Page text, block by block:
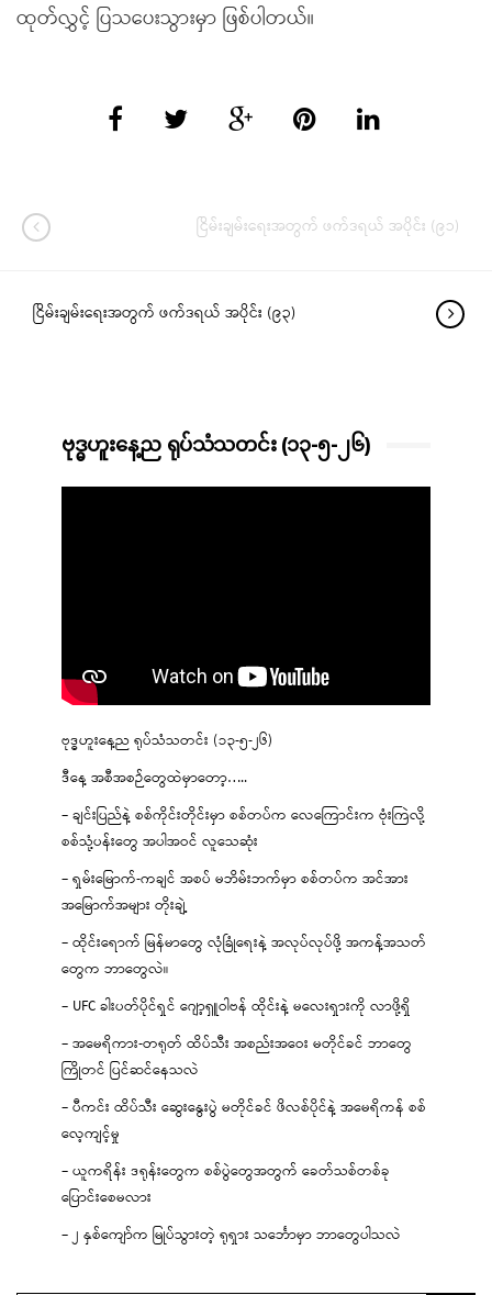
ထုတ်လွှင့် ပြသပေးသွားမှာ ဖြစ်ပါတယ်။
ငြိမ်းချမ်းရေးအတွက် ဖက်ဒရယ် အပိုင်း (၉၁)
ငြိမ်းချမ်းရေးအတွက် ဖက်ဒရယ် အပိုင်း (၉၃)
ဗုဒ္ဓဟူးနေ့ည ရုပ်သံသတင်း (၁၃-၅-၂၆)
ဗုဒ္ဓဟူးနေ့ည ရုပ်သံသတင်း (၁၃-၅-၂၆)
ဒီနေ့ အစီအစဉ်တွေထဲမှာတော့…..
– ချင်းပြည်နဲ့ စစ်ကိုင်းတိုင်းမှာ စစ်တပ်က လေကြောင်းက ဗုံးကြဲလို့
စစ်သုံ့ပန်းတွေ အပါအဝင် လူသေဆုံး
– ရှမ်းမြောက်-ကချင် အစပ် မဘိမ်းဘက်မှာ စစ်တပ်က အင်အား
အမြောက်အများ တိုးချဲ့
– ထိုင်းရောက် မြန်မာတွေ လုံခြုံရေးနဲ့ အလုပ်လုပ်ဖို့ အကန့်အသတ်
တွေက ဘာတွေလဲ။
– UFC ခါးပတ်ပိုင်ရှင် ဂျော့ရှူဝါဗန် ထိုင်းနဲ့ မလေးရှားကို လာဖို့ရှိ
– အမေရိကား-တရုတ် ထိပ်သီး အစည်းအဝေး မတိုင်ခင် ဘာတွေ
ကြိုတင် ပြင်ဆင်နေသလဲ
– ပီကင်း ထိပ်သီး ဆွေးနွေးပွဲ မတိုင်ခင် ဖိလစ်ပိုင်နဲ့ အမေရိကန် စစ်
လေ့ကျင့်မှု
– ယူကရိန်း ဒရုန်းတွေက စစ်ပွဲတွေအတွက် ခေတ်သစ်တစ်ခု
ပြောင်းစေမလား
– ၂ နှစ်ကျော်က မြုပ်သွားတဲ့ ရုရှား သင်္ဘောမှာ ဘာတွေပါသလဲ